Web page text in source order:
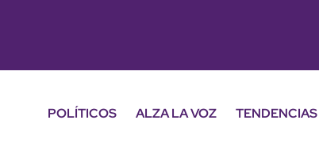
POLÍTICOS ALZA LA VOZ TENDENCIAS